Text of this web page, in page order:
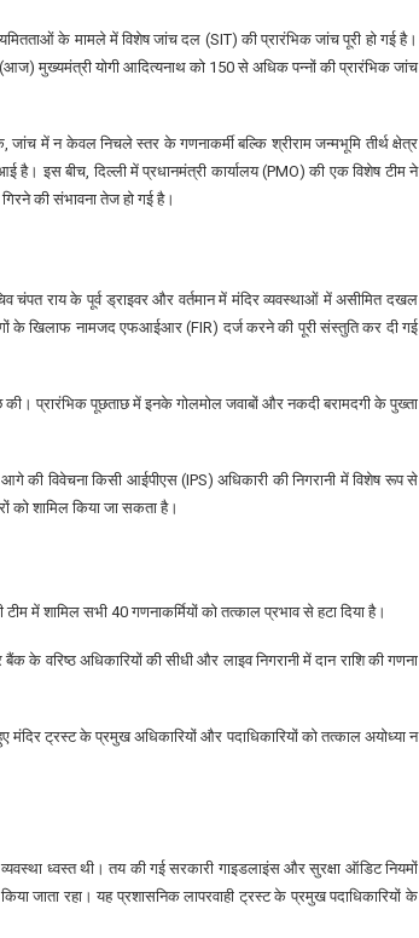
के मामले में विशेष जांच दल (SIT) की प्रारंभिक जांच पूरी हो गई है।
मुख्यमंत्री योगी आदित्यनाथ को 150 से अधिक पन्नों की प्रारंभिक जांच
में न केवल निचले स्तर के गणनाकर्मी बल्कि श्रीराम जन्मभूमि तीर्थ क्षेत्र
है। इस बीच, दिल्ली में प्रधानमंत्री कार्यालय (PMO) की एक विशेष टीम ने
की संभावना तेज हो गई है।
चंपत राय के पूर्व ड्राइवर और वर्तमान में मंदिर व्यवस्थाओं में असीमित दखल
के खिलाफ नामजद एफआईआर (FIR) दर्ज करने की पूरी संस्तुति कर दी गई
प्रारंभिक पूछताछ में इनके गोलमोल जवाबों और नकदी बरामदगी के पुख्ता
की विवेचना किसी आईपीएस (IPS) अधिकारी की निगरानी में विशेष रूप से
को शामिल किया जा सकता है।
में शामिल सभी 40 गणनाकर्मियों को तत्काल प्रभाव से हटा दिया है।
वरिष्ठ अधिकारियों की सीधी और लाइव निगरानी में दान राशि की गणना
ट्रस्ट के प्रमुख अधिकारियों और पदाधिकारियों को तत्काल अयोध्या न
ध्वस्त थी। तय की गई सरकारी गाइडलाइंस और सुरक्षा ऑडिट नियमों
जाता रहा। यह प्रशासनिक लापरवाही ट्रस्ट के प्रमुख पदाधिकारियों के